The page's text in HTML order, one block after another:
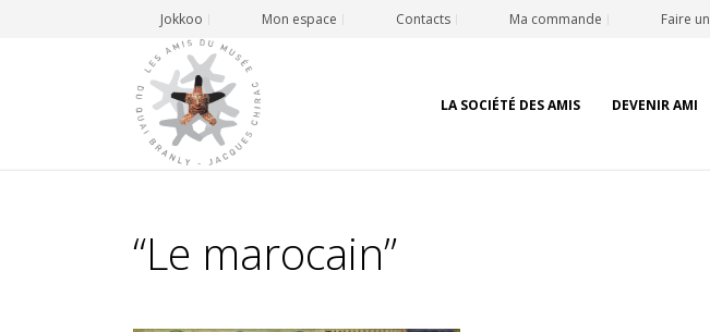
Jokkoo Mon espace Contacts Ma commande Faire
LA SOCIÉTÉ DES AMIS DEVENIR AMI
“Le marocain”